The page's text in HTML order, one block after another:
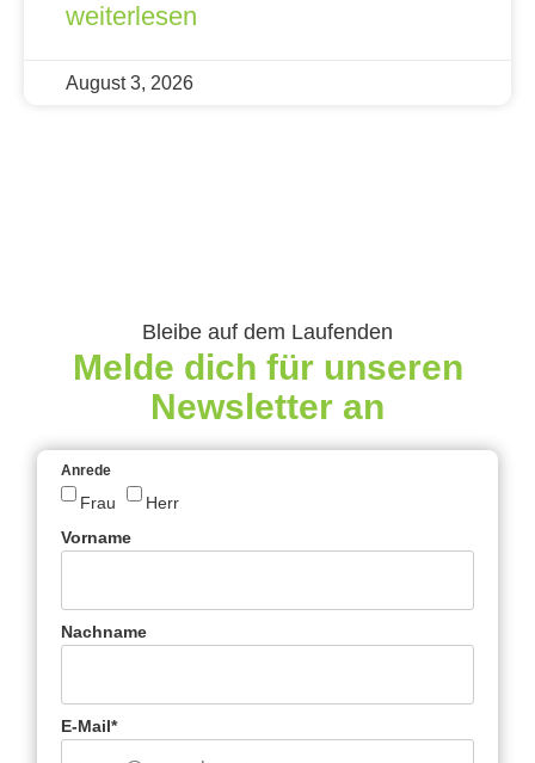
weiterlesen
August 3, 2026
Bleibe auf dem Laufenden
Melde dich für unseren
Newsletter an
Anrede
Frau
Herr
Vorname
Nachname
E-Mail*